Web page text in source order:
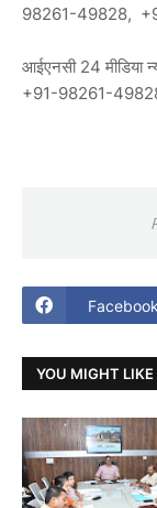
98261-49828,
आईएनसी 24 मीडिया
+91-98261-
Facebook
YOU MIGHT LIKE